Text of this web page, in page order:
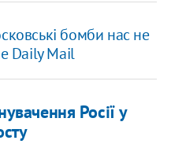
бомби нас не
Daily Mail
Росії у